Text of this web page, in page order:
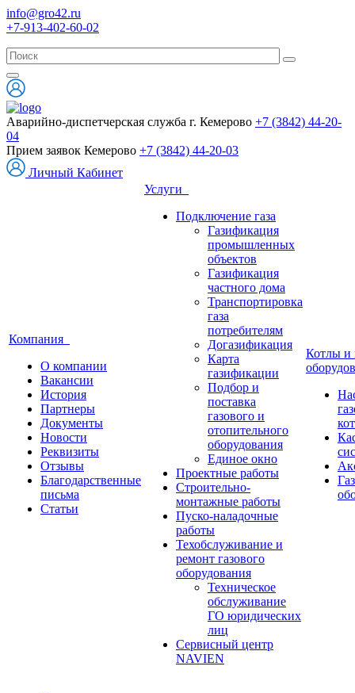
info@gro42.ru
+7-913-402-60-02
Аварийно-диспетчерская служба г. Кемерово +7 (3842) 44-20-
04
Прием заявок Кемерово +7 (3842) 44-20-03
Личный Кабинет
Компания
О компании
Вакансии
История
Партнеры
Документы
Новости
Реквизиты
Отзывы
Благодарственные
письма
Статьи
Услуги
Подключение газа
Газификация
промышленных
объектов
Газификация
частного дома
Транспортировка
газа
потребителям
Догазификация
Карта
газификации
Подбор и
поставка
газового и
отопительного
оборудования
Единое окно
Проектные работы
Строительно-
монтажные работы
Пуско-наладочные
работы
Техобслуживание и
ремонт газового
оборудования
Техническое
обслуживание
ГО юридических
лиц
Сервисный центр
NAVIEN
Котлы и